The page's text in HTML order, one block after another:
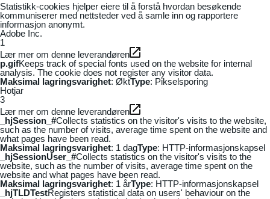
Statistikk-cookies hjelper eiere til å forstå hvordan besøkende
kommuniserer med nettsteder ved å samle inn og rapportere
informasjon anonymt.
Adobe Inc.
1
Lær mer om denne leverandøren
p.gifKeeps track of special fonts used on the website for internal
analysis. The cookie does not register any visitor data.
Maksimal lagringsvarighet: ØktType: Pikselsporing
Hotjar
3
Lær mer om denne leverandøren
_hjSession_#Collects statistics on the visitor's visits to the website,
such as the number of visits, average time spent on the website and
what pages have been read.
Maksimal lagringsvarighet: 1 dagType: HTTP-informasjonskapsel
_hjSessionUser_#Collects statistics on the visitor's visits to the
website, such as the number of visits, average time spent on the
website and what pages have been read.
Maksimal lagringsvarighet: 1 årType: HTTP-informasjonskapsel
_hjTLDTestRegisters statistical data on users' behaviour on the